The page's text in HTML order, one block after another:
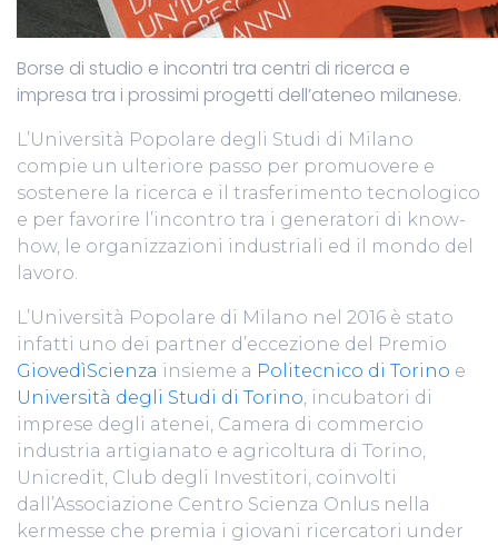
Borse di studio e incontri tra centri di ricerca e
impresa tra i prossimi progetti dell’ateneo milanese.
L’Università Popolare degli Studi di Milano
compie un ulteriore passo per promuovere e
sostenere la ricerca e il trasferimento tecnologico
e per favorire l’incontro tra i generatori di know-
how, le organizzazioni industriali ed il mondo del
lavoro.
L’Università Popolare di Milano nel 2016 è stato
infatti uno dei partner d’eccezione del Premio
GiovedìScienza insieme a Politecnico di Torino e
Università degli Studi di Torino, incubatori di
imprese degli atenei, Camera di commercio
industria artigianato e agricoltura di Torino,
Unicredit, Club degli Investitori, coinvolti
dall’Associazione Centro Scienza Onlus nella
kermesse che premia i giovani ricercatori under